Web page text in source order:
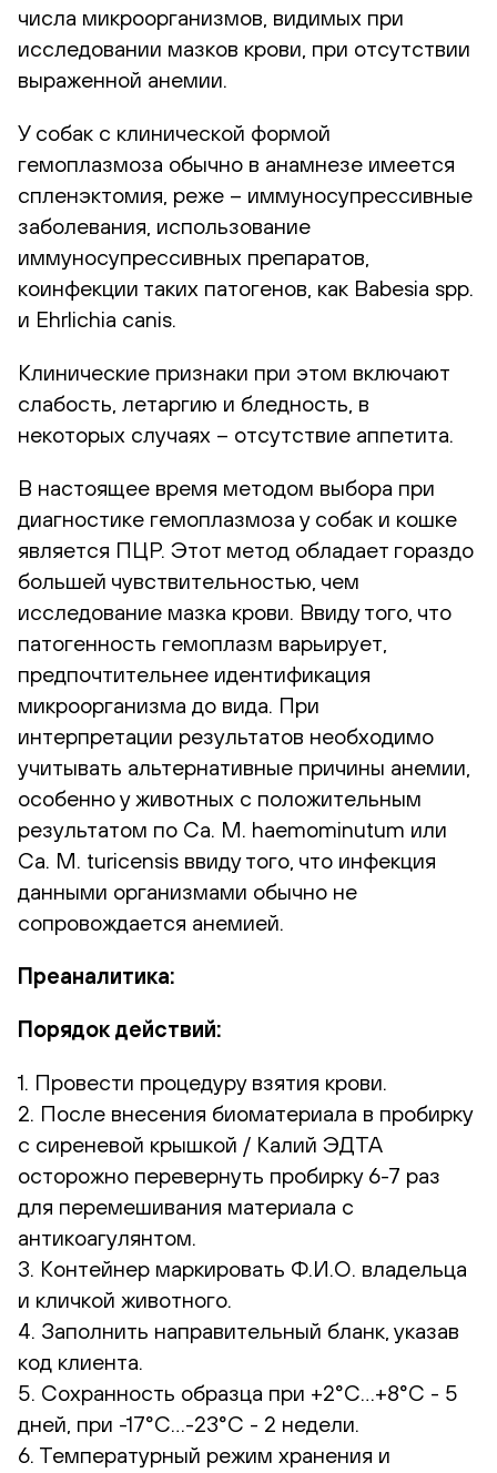
числа микроорганизмов, видимых при
исследовании мазков крови, при отсутствии
выраженной анемии.
У собак с клинической формой
гемоплазмоза обычно в анамнезе имеется
спленэктомия, реже – иммуносупрессивные
заболевания, использование
иммуносупрессивных препаратов,
коинфекции таких патогенов, как Babesia spp.
и Ehrlichia canis.
Клинические признаки при этом включают
слабость, летаргию и бледность, в
некоторых случаях – отсутствие аппетита.
В настоящее время методом выбора при
диагностике гемоплазмоза у собак и кошке
является ПЦР. Этот метод обладает гораздо
большей чувствительностью, чем
исследование мазка крови. Ввиду того, что
патогенность гемоплазм варьирует,
предпочтительнее идентификация
микроорганизма до вида. При
интерпретации результатов необходимо
учитывать альтернативные причины анемии,
особенно у животных с положительным
результатом по Ca. M. haemominutum или
Ca. M. turicensis ввиду того, что инфекция
данными организмами обычно не
сопровождается анемией.
Преаналитика:
Порядок действий:
1. Провести процедуру взятия крови.
2. После внесения биоматериала в пробирку
с сиреневой крышкой / Калий ЭДТА
осторожно перевернуть пробирку 6-7 раз
для перемешивания материала с
антикоагулянтом.
3. Контейнер маркировать Ф.И.О. владельца
и кличкой животного.
4. Заполнить направительный бланк, указав
код клиента.
5. Сохранность образца при +2°С…+8°С - 5
дней, при -17°С…-23°С - 2 недели.
6. Температурный режим хранения и